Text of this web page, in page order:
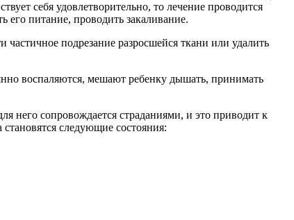
себя удовлетворительно, то лечение проводится
его питание, проводить закаливание.
подрезание разросшейся ткани или удалить
воспаляются, мешают ребенку дышать, принимать
него сопровождается страданиями, и это приводит к
следующие состояния: